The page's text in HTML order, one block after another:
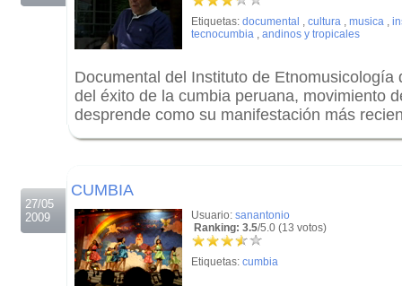
Etiquetas: documental , cultura , musica ,
tecnocumbia , andinos y tropicales
Documental del Instituto de Etnomusicología
del éxito de la cumbia peruana, movimiento
desprende como su manifestación más
27/05
2009
CUMBIA
Usuario: sanantonio
Ranking: 3.5/5.0 (13 votos)
Etiquetas: cumbia